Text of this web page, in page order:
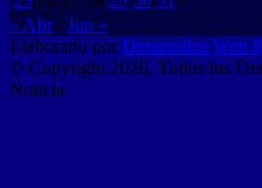
« Abr
Jun »
Elaborado porDesarrollos Web
© Copyright 2026, Todos los
Noticia